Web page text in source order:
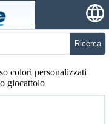
Ricerca
colori personalizzati
giocattolo